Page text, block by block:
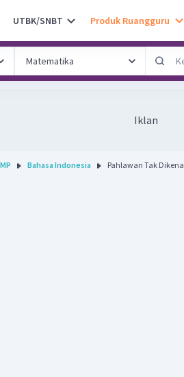
UTBK/SNBT Produk Ruangguru
Iklan
Bahasa Indonesia Pahlawan Tak